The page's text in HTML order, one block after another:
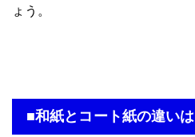
ょう。
■和紙とコート紙の違いは